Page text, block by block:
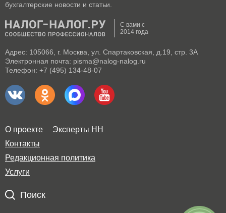
бухгалтерские новости и статьи.
С вами с
2014 года
Адрес: 105066, г. Москва, ул. Спартаковская, д.19, стр. 3А
Электронная почта: pisma@nalog-nalog.ru
Телефон: +7 (495) 134-48-07
О проекте
Эксперты НН
Контакты
Редакционная политика
Услуги
Поиск